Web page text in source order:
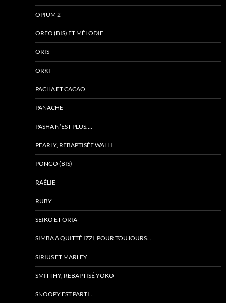
OPIUM 2
OREO (BIS) ET MÉLODIE
ORIS
ORKI
PACHA ET CACAO
PANACHE
PASHA N’EST PLUS….
PEARLY, REBAPTISÉE WALLI
PONGO (BIS)
RAÉLIE
RUBY
SEÏKO ET ORIA
SIMBA A QUITTÉ IZZI, POUR TOUJOURS…
SIRIUS ET MARLEY
SMITTHY, REBAPTISÉ YOKO
SNOOPY EST PARTI…